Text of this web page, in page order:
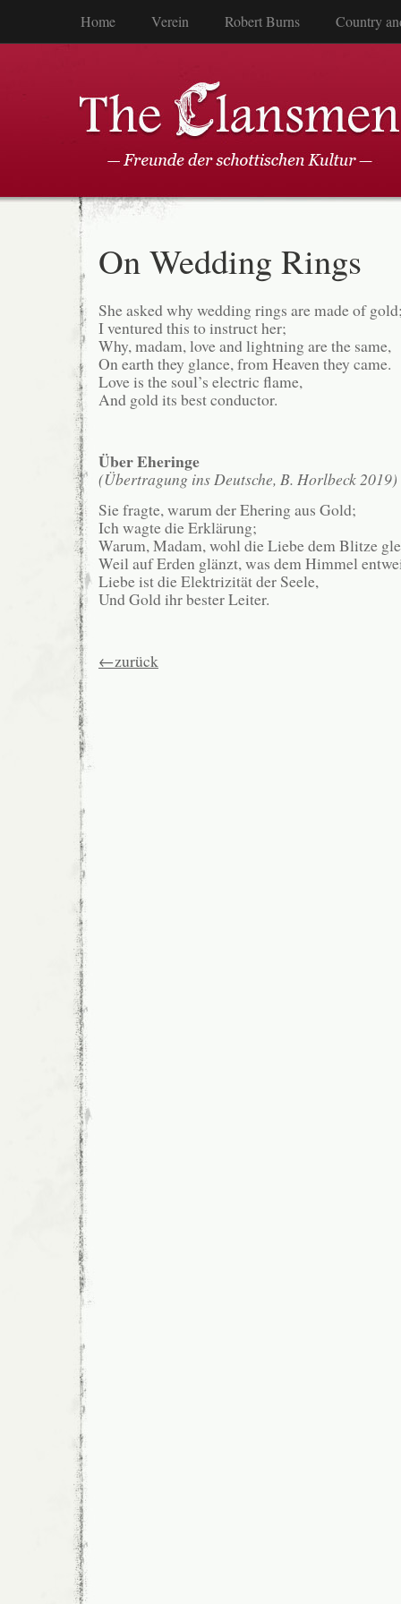
Home Verein Robert Burns Country
On Wedding Rings
She asked why wedding rings are made of
I ventured this to instruct her;
Why, madam, love and lightning are the same,
On earth they glance, from Heaven they came.
Love is the soul’s electric flame,
And gold its best conductor.
Über Eheringe
(Übertragung ins Deutsche, B. Horlbeck 2019)
Sie fragte, warum der Ehering aus Gold;
Ich wagte die Erklärung;
Warum, Madam, wohl die Liebe dem Blitze
Weil auf Erden glänzt, was dem Himmel
Liebe ist die Elektrizität der Seele,
Und Gold ihr bester Leiter.
←zurück